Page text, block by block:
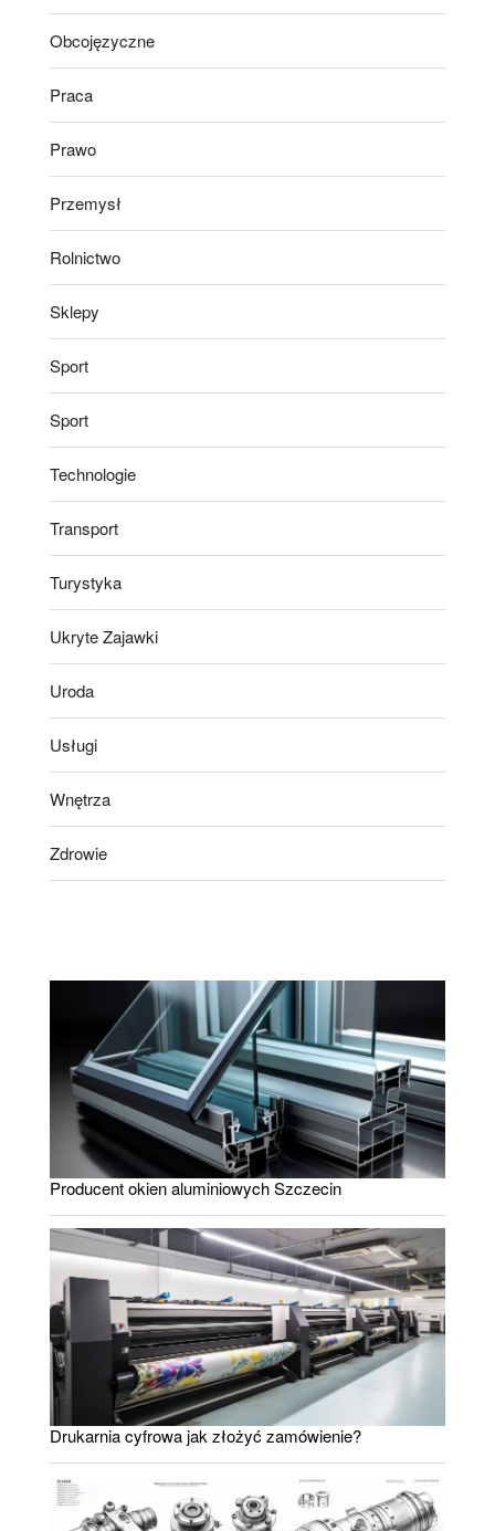
Obcojęzyczne
Praca
Prawo
Przemysł
Rolnictwo
Sklepy
Sport
Sport
Technologie
Transport
Turystyka
Ukryte Zajawki
Uroda
Usługi
Wnętrza
Zdrowie
Producent okien aluminiowych Szczecin
Drukarnia cyfrowa jak złożyć zamówienie?